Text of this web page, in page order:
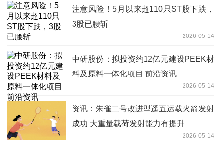
注意风险！5月以来超110只ST股下跌，
3股已腰斩
2026-05-14
中研股份：拟投资约12亿元建设PEEK材
料及原料一体化项目 前沿资讯
2026-05-14
资讯：朱雀二号改进型遥五运载火箭发射
成功 大重量载荷发射能力有提升
2026-05-14